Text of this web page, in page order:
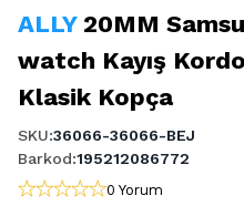
ALLY 20MM
watch Kayış
Klasik Kopça
SKU:36066-36066-BEJ
Barkod:195212086772
0 Yorum